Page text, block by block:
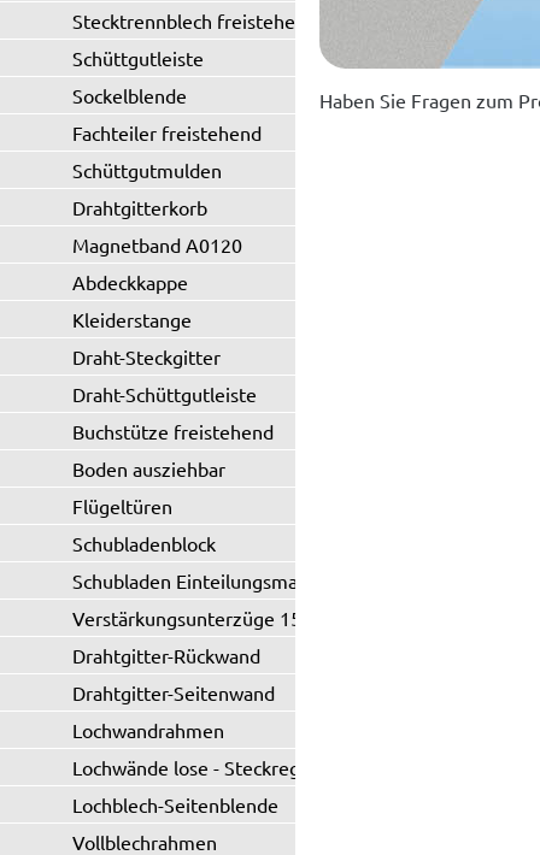
Stecktrennblech freistehend
Schüttgutleiste
Sockelblende
Fachteiler freistehend
Schüttgutmulden
Drahtgitterkorb
Magnetband A0120
Abdeckkappe
Kleiderstange
Draht-Steckgitter
Draht-Schüttgutleiste
Buchstütze freistehend
Boden ausziehbar
Flügeltüren
Schubladenblock
Schubladen Einteilungsmaterial
Verstärkungsunterzüge 150 kg
Drahtgitter-Rückwand
Drahtgitter-Seitenwand
Lochwandrahmen
Lochwände lose - Steckregal
Lochblech-Seitenblende
Vollblechrahmen
Haben Sie Fragen zum